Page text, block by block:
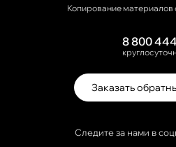
Копирование материалов
8 800
Заказать
Следите за нами в